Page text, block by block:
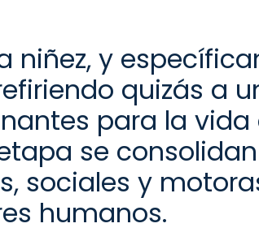
niñez, y
quizás a
para la vida
se
sociales y
humanos.